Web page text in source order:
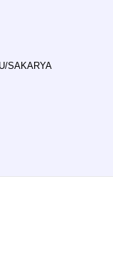
SAKARYA